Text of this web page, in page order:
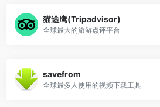
猫途鹰(Tripadvisor)
全球最大的旅游点评平台
savefrom
全球最多人使用的视频下载工具